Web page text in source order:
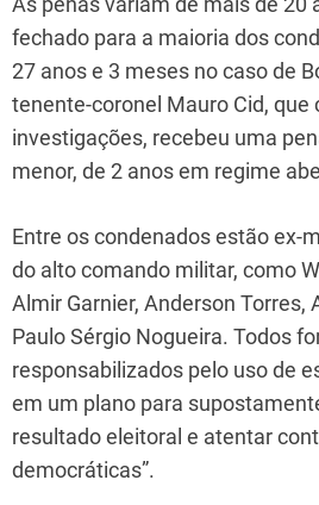
fechado para a maioria dos
27 anos e 3 meses no caso de
tenente-coronel Mauro Cid, que
investigações, recebeu uma
menor, de 2 anos em regime
Entre os condenados estão ex-
do alto comando militar, como
Almir Garnier, Anderson Torres,
Paulo Sérgio Nogueira. Todos
responsabilizados pelo uso de
em um plano para
resultado eleitoral e atentar
democráticas”.